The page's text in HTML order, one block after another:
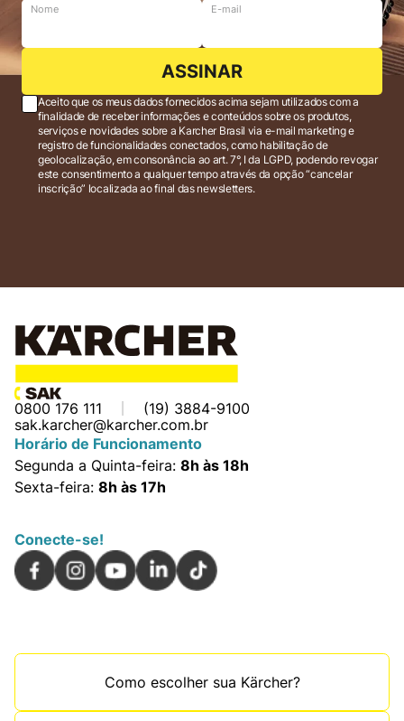
Nome E-mail
ASSINAR
Aceito que os meus dados fornecidos acima sejam utilizados com a
finalidade de receber informações e conteúdos sobre os produtos,
serviços e novidades sobre a Karcher Brasil via e-mail marketing e
registro de funcionalidades conectados, como habilitação de
geolocalização, em consonância ao art. 7°, I da LGPD, podendo revogar
este consentimento a qualquer tempo através da opção “cancelar
inscrição” localizada ao final das newsletters.
0800 176 111
(19) 3884-9100
sak.karcher@karcher.com.br
Horário de Funcionamento
Segunda a Quinta-feira: 8h às 18h
Sexta-feira: 8h às 17h
Conecte-se!
Como escolher sua Kärcher?